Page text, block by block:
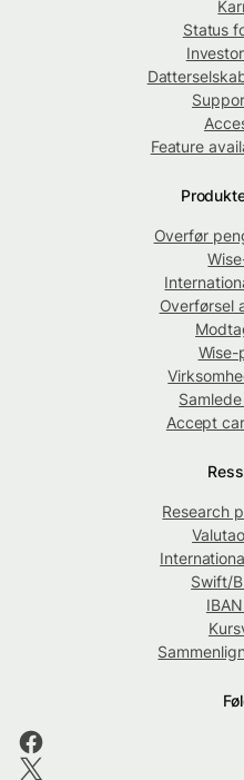
Status
Feature
Overfør
Overførsel
Wise-
Accept
Research
Swift/